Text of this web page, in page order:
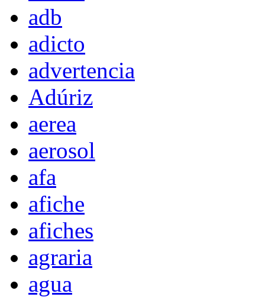
adb
adicto
advertencia
Adúriz
aerea
aerosol
afa
afiche
afiches
agraria
agua